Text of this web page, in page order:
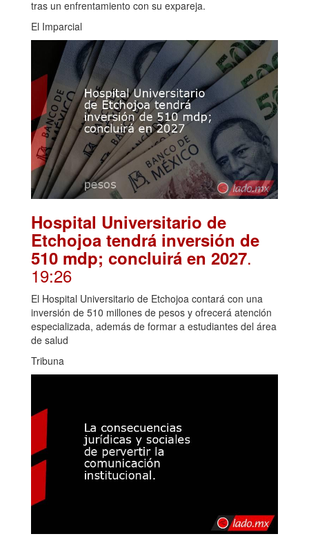
tras un enfrentamiento con su expareja.
El Imparcial
Hospital Universitario de
Etchojoa tendrá inversión de
510 mdp; concluirá en 2027.
19:26
El Hospital Universitario de Etchojoa contará con una
inversión de 510 millones de pesos y ofrecerá atención
especializada, además de formar a estudiantes del área
de salud
Tribuna